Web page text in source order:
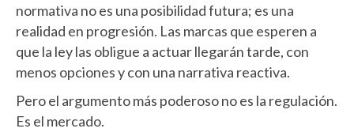
normativa no es una posibilidad futura; es una
realidad en progresión. Las marcas que esperen a
que la ley las obligue a actuar llegarán tarde, con
menos opciones y con una narrativa reactiva.
Pero el argumento más poderoso no es la regulación.
Es el mercado.